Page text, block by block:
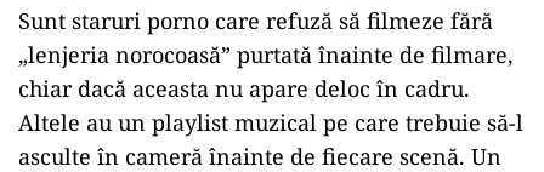
Sunt staruri porno care refuză să filmeze fără
„lenjeria norocoasă” purtată înainte de filmare,
chiar dacă aceasta nu apare deloc în cadru.
Altele au un playlist muzical pe care trebuie să-l
asculte în cameră înainte de fiecare scenă. Un